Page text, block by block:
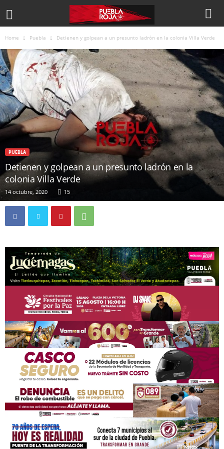
Home Puebla Detienen y golpean a un presunto ladrón en la colonia Villa Verde
PUEBLA
Detienen y golpean a un presunto ladrón en la
colonia Villa Verde
14 octubre, 2020 15